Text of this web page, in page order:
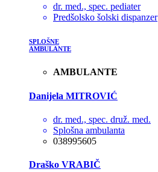
dr. med., spec. pediater
Predšolsko šolski dispanzer
SPLOŠNE
AMBULANTE
AMBULANTE
Danijela MITROVIĆ
dr. med., spec. druž. med.
Splošna ambulanta
038995605
Draško VRABIČ